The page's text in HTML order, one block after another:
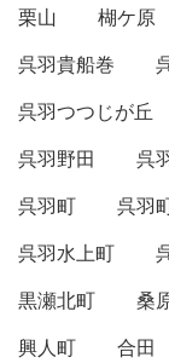
栗山
楜ケ原
呉羽貴船巻
呉羽つつじが丘
呉羽野田
呉
呉羽町
呉羽
呉羽水上町
黒瀬北町
桑
興人町
合田